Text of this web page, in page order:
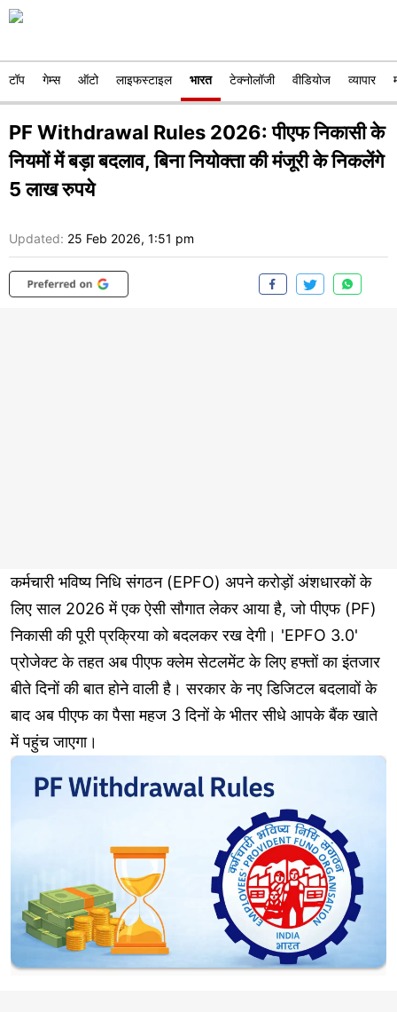
टॉप गेम्स ऑटो लाइफस्टाइल भारत टेक्नोलॉजी वीडियोज व्यापार
PF Withdrawal Rules 2026: पीएफ निकासी के
नियमों में बड़ा बदलाव, बिना नियोक्ता की मंजूरी के निकलेंगे
5 लाख रुपये
Updated: 25 Feb 2026, 1:51 pm
कर्मचारी भविष्य निधि संगठन (EPFO) अपने करोड़ों अंशधारकों के
लिए साल 2026 में एक ऐसी सौगात लेकर आया है, जो पीएफ (PF)
निकासी की पूरी प्रक्रिया को बदलकर रख देगी। 'EPFO 3.0'
प्रोजेक्ट के तहत अब पीएफ क्लेम सेटलमेंट के लिए हफ्तों का इंतजार
बीते दिनों की बात होने वाली है। सरकार के नए डिजिटल बदलावों के
बाद अब पीएफ का पैसा महज 3 दिनों के भीतर सीधे आपके बैंक खाते
में पहुंच जाएगा।